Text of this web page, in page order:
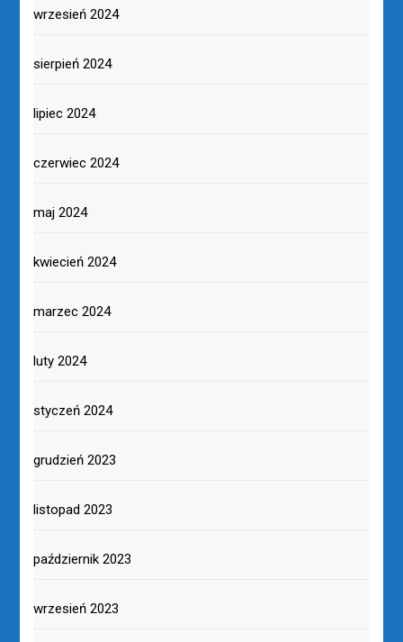
wrzesień 2024
sierpień 2024
lipiec 2024
czerwiec 2024
maj 2024
kwiecień 2024
marzec 2024
luty 2024
styczeń 2024
grudzień 2023
listopad 2023
październik 2023
wrzesień 2023